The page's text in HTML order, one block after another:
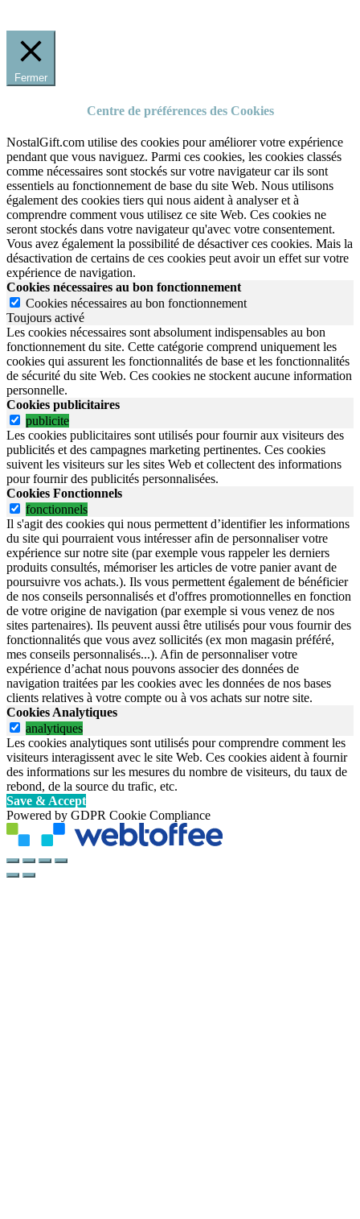
Fermer
Centre de préférences des Cookies
NostalGift.com utilise des cookies pour améliorer votre expérience
pendant que vous naviguez. Parmi ces cookies, les cookies classés
comme nécessaires sont stockés sur votre navigateur car ils sont
essentiels au fonctionnement de base du site Web. Nous utilisons
également des cookies tiers qui nous aident à analyser et à
comprendre comment vous utilisez ce site Web. Ces cookies ne
seront stockés dans votre navigateur qu'avec votre consentement.
Vous avez également la possibilité de désactiver ces cookies. Mais la
désactivation de certains de ces cookies peut avoir un effet sur votre
expérience de navigation.
Cookies nécessaires au bon fonctionnement
Cookies nécessaires au bon fonctionnement
Toujours activé
Les cookies nécessaires sont absolument indispensables au bon
fonctionnement du site. Cette catégorie comprend uniquement les
cookies qui assurent les fonctionnalités de base et les fonctionnalités
de sécurité du site Web. Ces cookies ne stockent aucune information
personnelle.
Cookies publicitaires
publicite
Les cookies publicitaires sont utilisés pour fournir aux visiteurs des
publicités et des campagnes marketing pertinentes. Ces cookies
suivent les visiteurs sur les sites Web et collectent des informations
pour fournir des publicités personnalisées.
Cookies Fonctionnels
fonctionnels
Il s'agit des cookies qui nous permettent d’identifier les informations
du site qui pourraient vous intéresser afin de personnaliser votre
expérience sur notre site (par exemple vous rappeler les derniers
produits consultés, mémoriser les articles de votre panier avant de
poursuivre vos achats.). Ils vous permettent également de bénéficier
de nos conseils personnalisés et d'offres promotionnelles en fonction
de votre origine de navigation (par exemple si vous venez de nos
sites partenaires). Ils peuvent aussi être utilisés pour vous fournir des
fonctionnalités que vous avez sollicités (ex mon magasin préféré,
mes conseils personnalisés...). Afin de personnaliser votre
expérience d’achat nous pouvons associer des données de
navigation traitées par les cookies avec les données de nos bases
clients relatives à votre compte ou à vos achats sur notre site.
Cookies Analytiques
analytiques
Les cookies analytiques sont utilisés pour comprendre comment les
visiteurs interagissent avec le site Web. Ces cookies aident à fournir
des informations sur les mesures du nombre de visiteurs, du taux de
rebond, de la source du trafic, etc.
Save & Accept
Powered by GDPR Cookie Compliance